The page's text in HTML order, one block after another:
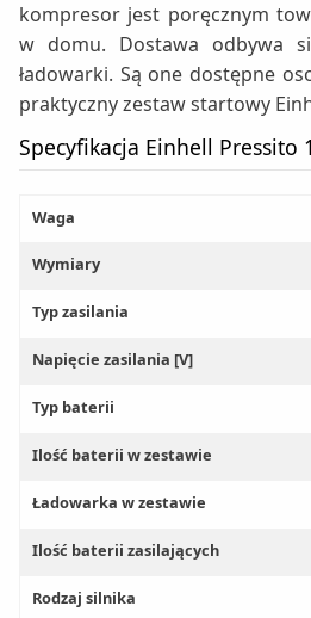
kompresor jest poręcznym
w domu. Dostawa odbywa
ładowarki. Są one dostępne
praktyczny zestaw startowy
Specyfikacja Einhell Pressito
Waga
Wymiary
Typ zasilania
Napięcie zasilania [V]
Typ baterii
Ilość baterii w zestawie
Ładowarka w zestawie
Ilość baterii zasilających
Rodzaj silnika